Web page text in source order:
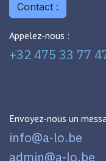
Contact :
Appelez-nous :
+32 475 33 77
Envoyez-nous un
info@a-lo.be
admin@a-lo.be